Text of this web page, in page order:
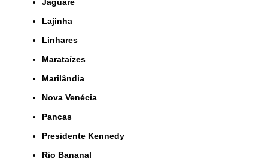
Lajinha
Linhares
Marataízes
Marilândia
Nova Venécia
Pancas
Presidente Kennedy
Rio Bananal